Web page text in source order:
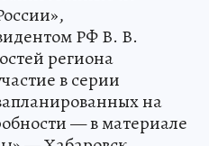
РФ В. В.
региона
в серии
на
— в материале